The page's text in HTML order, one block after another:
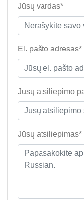
Jūsų vardas*
El. pašto adresas*
Jūsų atsiliepimo
Jūsų atsiliepimas*